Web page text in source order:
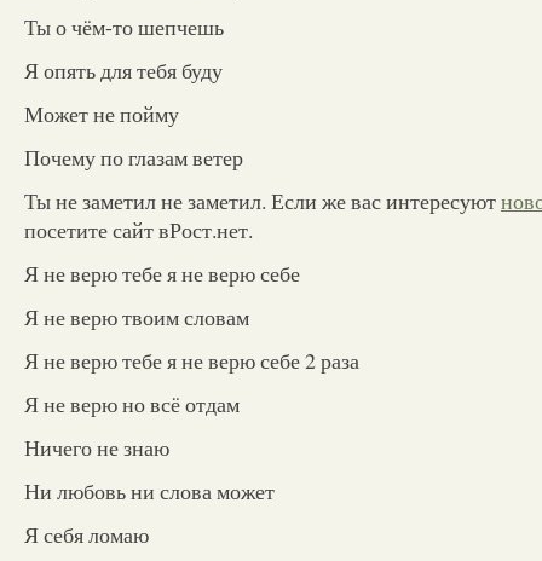
Ты о чём-то шепчешь
Я опять для тебя буду
Может не пойму
Почему по глазам ветер
Ты не заметил не заметил. Если же вас интересуют
посетите сайт вРост.нет.
Я не верю тебе я не верю себе
Я не верю твоим словам
Я не верю тебе я не верю себе 2 раза
Я не верю но всё отдам
Ничего не знаю
Ни любовь ни слова может
Я себя ломаю